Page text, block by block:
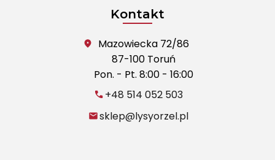
Kontakt
Mazowiecka 72/86
87-100 Toruń
Pon. - Pt. 8:00 - 16:00
+48 514 052 503
sklep@lysyorzel.pl